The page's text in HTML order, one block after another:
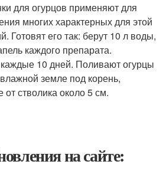
для огурцов применяют для
многих характерных для этой
Готовят его так: берут 10 л воды,
каждого препарата.
10 дней. Поливают огурцы
земле под корень,
стволика около 5 см.
на сайте: